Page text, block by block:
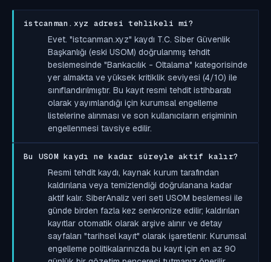
istcanman.xyz adresi tehlikeli mi?
Evet. "istcanman.xyz" kaydı T.C. Siber Güvenlik
Başkanlığı (eski USOM) doğrulanmış tehdit
beslemesinde "Bankacılık - Oltalama" kategorisinde
yer almakta ve yüksek kritiklik seviyesi (4/10) ile
sınıflandırılmıştır. Bu kayıt resmi tehdit istihbaratı
olarak yayımlandığı için kurumsal engelleme
listelerine alınması ve son kullanıcıların erişiminin
engellenmesi tavsiye edilir.
Bu USOM kaydı ne kadar süreyle aktif kalır?
Resmi tehdit kaydı, kaynak kurum tarafından
kaldırılana veya temizlendiği doğrulanana kadar
aktif kalır. SiberAnaliz veri seti USOM beslemesi ile
günde birden fazla kez senkronize edilir; kaldırılan
kayıtlar otomatik olarak arşive alınır ve detay
sayfaları "tarihsel kayıt" olarak işaretlenir. Kurumsal
engelleme politikalarınızda bu kayıt için en az 90